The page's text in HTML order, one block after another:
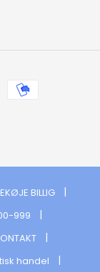
BILLIG
999
handel